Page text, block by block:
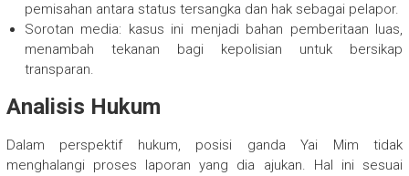
pemisahan antara status tersangka dan hak sebagai pelapor.
Sorotan media: kasus ini menjadi bahan pemberitaan luas,
menambah tekanan bagi kepolisian untuk bersikap
transparan.
Analisis Hukum
Dalam perspektif hukum, posisi ganda Yai Mim tidak
menghalangi proses laporan yang dia ajukan. Hal ini sesuai